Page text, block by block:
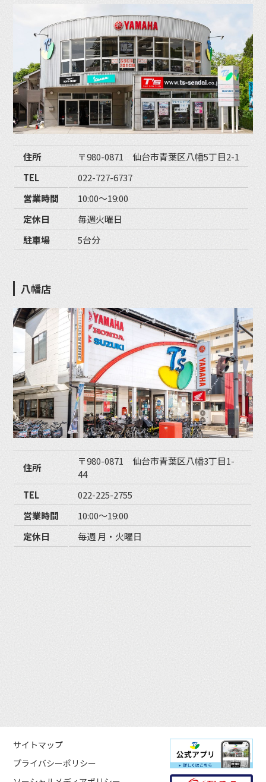
住所
〒980-0871 仙台市青葉区八幡5丁目2-1
TEL
022-727-6737
営業時間
10:00〜19:00
定休日
毎週火曜日
駐車場
5台分
八幡店
住所
〒980-0871 仙台市青葉区八幡3丁目1-
44
TEL
022-225-2755
営業時間
10:00〜19:00
定休日
毎週 月・火曜日
サイトマップ
プライバシーポリシー